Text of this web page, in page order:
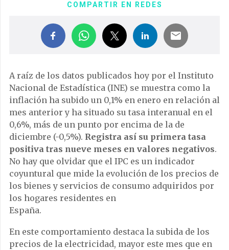
COMPARTIR EN REDES
A raíz de los datos publicados hoy por el Instituto
Nacional de Estadística (INE) se muestra como la
inflación ha subido un 0,1% en enero en relación al
mes anterior y ha situado su tasa interanual en el
0,6%, más de un punto por encima de la de
diciembre (-0,5%). Registra así su primera tasa
positiva tras nueve meses en valores negativos.
No hay que olvidar que el IPC es un indicador
coyuntural que mide la evolución de los precios de
los bienes y servicios de consumo adquiridos por
los hogares residentes en
España.
En este comportamiento destaca la subida de los
precios de la electricidad, mayor este mes que en